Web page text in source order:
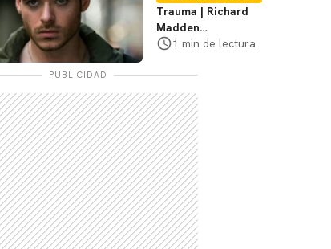
Trauma | Richard
Madden
protagonizará serie
1 min de lectura
PUBLICIDAD